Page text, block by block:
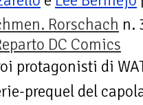
Rorschach n.
DC Comics
protagonisti di
prequel del